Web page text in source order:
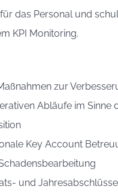
das Personal und
KPI Monitoring.
zur
Abläufe im Sinne
Key Account
und